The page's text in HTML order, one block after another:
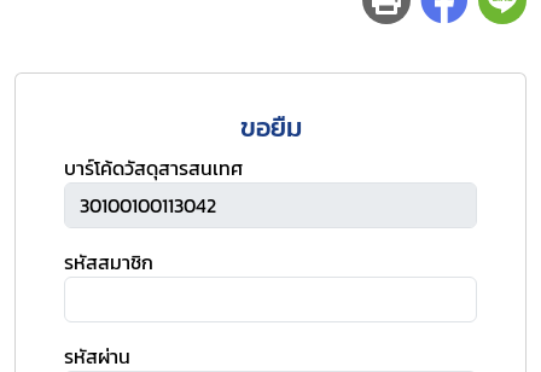
ขอยืม
บาร์โค้ดวัสดุสารสนเทศ
รหัสสมาชิก
รหัสผ่าน